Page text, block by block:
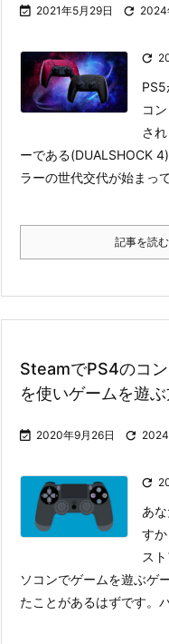
 2021年5月29日  2024

コ
さ
ーである(DUALSHOCK
ラーの世代交代が始まっ
記事を読む
SteamでPS4のコ
を使いゲームを遊
 2020年9月26日 

あ
す
ス
ソコンでゲームを遊ぶゲ
たことがあるはずです。